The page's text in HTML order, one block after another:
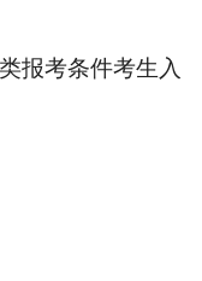
报考条件考生入